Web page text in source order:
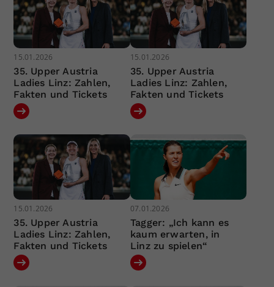
15.01.2026
35. Upper Austria
Ladies Linz: Zahlen,
Fakten und Tickets
15.01.2026
35. Upper Austria
Ladies Linz: Zahlen,
Fakten und Tickets
15.01.2026
35. Upper Austria
Ladies Linz: Zahlen,
Fakten und Tickets
07.01.2026
Tagger: „Ich kann es
kaum erwarten, in
Linz zu spielen“